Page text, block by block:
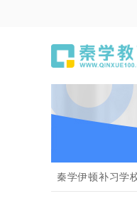
秦学伊顿补习学